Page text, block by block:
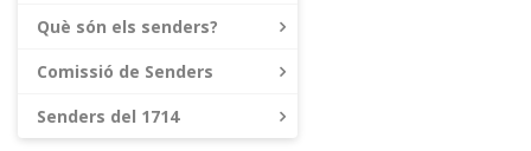
Què són els senders?
Comissió de Senders
Senders del 1714